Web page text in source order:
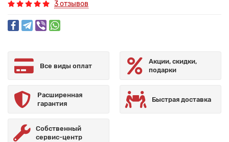
3 отзывов
Все виды оплат
Акции, скидки,
подарки
Расширенная
гарантия
Быстрая доставка
Собственный
сервис-центр